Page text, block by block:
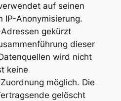
auf seinen
IP-Anonymisierung.
gekürzt
dieser
wird nicht
keine
möglich. Die
gelöscht